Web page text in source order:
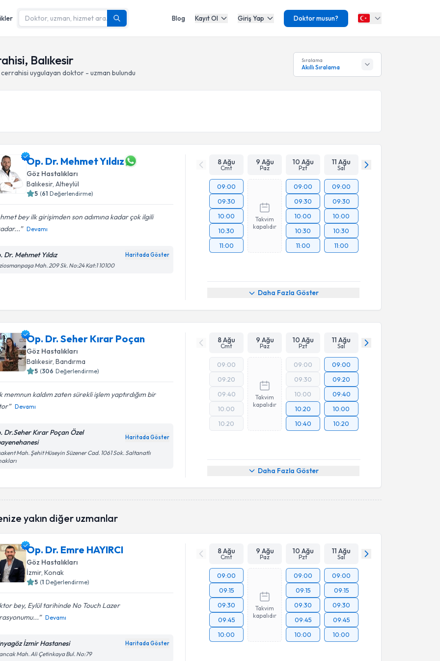
Blog Kayıt Ol Giriş Yap Doktor musun?
Balıkesir
cerrahisi uygulayan doktor - uzman bulundu
Sıralama
Akıllı Sıralama
Op. Dr. Mehmet Yıldız
Göz Hastalıkları
Balıkesir, Altıeylül
5 (61 Değerlendirme)
bey ilk girişimden son adımına kadar çok ilgili
Devamı
Dr. Mehmet Yıldız Haritada Göster
Mah. 209 Sk. No:24 Kat:1 10100
8 Ağu
Cmt
9 Ağu
Paz
10 Ağu
Pzt
11 Ağu
Sal
09:00
09:30
10:00
10:30
11:00
Takvim
kapalıdır
09:00
09:30
10:00
10:30
11:00
09:00
09:30
10:00
10:30
11:00
Daha Fazla Göster
Op. Dr. Seher Kırar Poçan
Göz Hastalıkları
Balıkesir, Bandırma
5 (306 Değerlendirme)
memnun kaldım zaten sürekli işlem yaptırdığım bir
Devamı
Dr.Seher Kırar Poçan Özel
Haritada Göster
Mah. Şehit Hüseyin Süzener Cad. 1061 Sok. Saltanatlı
8 Ağu
Cmt
9 Ağu
Paz
10 Ağu
Pzt
11 Ağu
Sal
09:00
09:20
09:40
10:00
10:20
Takvim
kapalıdır
09:00
09:30
10:00
10:20
10:40
09:00
09:20
09:40
10:00
10:20
Daha Fazla Göster
yakın diğer uzmanlar
Op. Dr. Emre HAYIRCI
Göz Hastalıkları
İzmir, Konak
5 (1 Değerlendirme)
bey, Eylül tarihinde No Touch Lazer
Devamı
İzmir Hastanesi Haritada Göster
Mah. Ali Çetinkaya Bul. No:79
8 Ağu
Cmt
9 Ağu
Paz
10 Ağu
Pzt
11 Ağu
Sal
09:00
09:15
09:30
09:45
10:00
Takvim
kapalıdır
09:00
09:15
09:30
09:45
10:00
09:00
09:15
09:30
09:45
10:00